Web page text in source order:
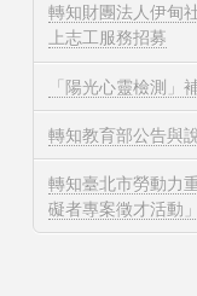
轉知財團法人伊甸
上志工服務招募
「陽光心靈檢測」
轉知教育部公告與
轉知臺北市勞動力
礙者專案徵才活動